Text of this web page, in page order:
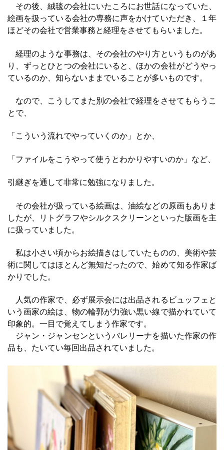
その後、絨毯の会社にいたころにお世話になっていた、
絵画を扱っている会社の専務に声をかけていただき、１年
ほどその会社で営業事務と経理をさせてもらいました。
経理のような事務は、その会社のやり方というものがあ
り、ずっとひとつの会社にいると、ほかの会社がどうやっ
ているのか、知らないままでいることが多いものです。
なので、こうしてまた別の会社で経理をさせてもらうこ
とで、
「こういう流れでやっていくのか」とか、
「ファイルをこうやって使うとわかりやすいのか」など、
引継ぎを通して非常に勉強になりました。
その会社が扱っている絵画は、油絵などの原画もありま
したが、リトグラフやシルクスクリーンといった版画を主
に扱っていました。
私は小さい頃からお絵描きはしていたものの、美術や芸
術に関してはほとんど無知だったので、始めて知る作家ば
かりでした。
人気の作家で、必ず展示会には出品されるビュッフェと
いう画家の絵は、物の輪郭が力強い黒い線で描かれていて
印象的。一目で覚えてしまう作家です。
ジャン・ジャンセンというバレリーナを描いた作家の作
品も、たいてい毎回出品されていました。